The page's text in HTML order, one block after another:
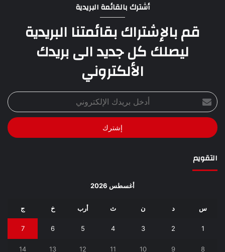
أشترك بالقائمة البريدية
قم بالإشتراك بقائمتنا البريدية
ليصلك كل جديد الى بريدك
الألكتروني
أدخل
بريدك
الإلكتروني
التقويم
أغسطس 2026
س د ن ث أرب خ ج
1
2
3
4
5
6
7
8
9
10
11
12
13
14